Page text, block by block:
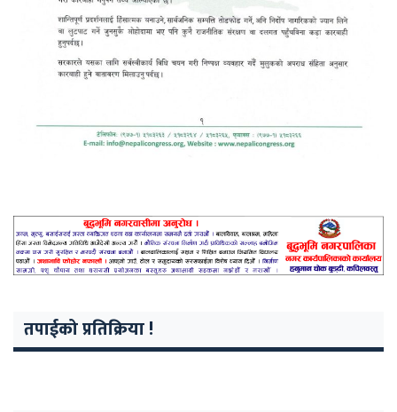
तपाईको प्रतिक्रिया !